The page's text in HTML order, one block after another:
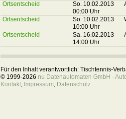
Ortsentscheid
So. 10.02.2013
00:00 Uhr
Ortsentscheid
So. 10.02.2013
10:00 Uhr
Ortsentscheid
Sa. 16.02.2013
14:00 Uhr
Für den Inhalt verantwortlich: Tischtennis-
© 1999-2026 nu Datenautomaten GmbH -
Kontakt, Impressum, Datenschutz